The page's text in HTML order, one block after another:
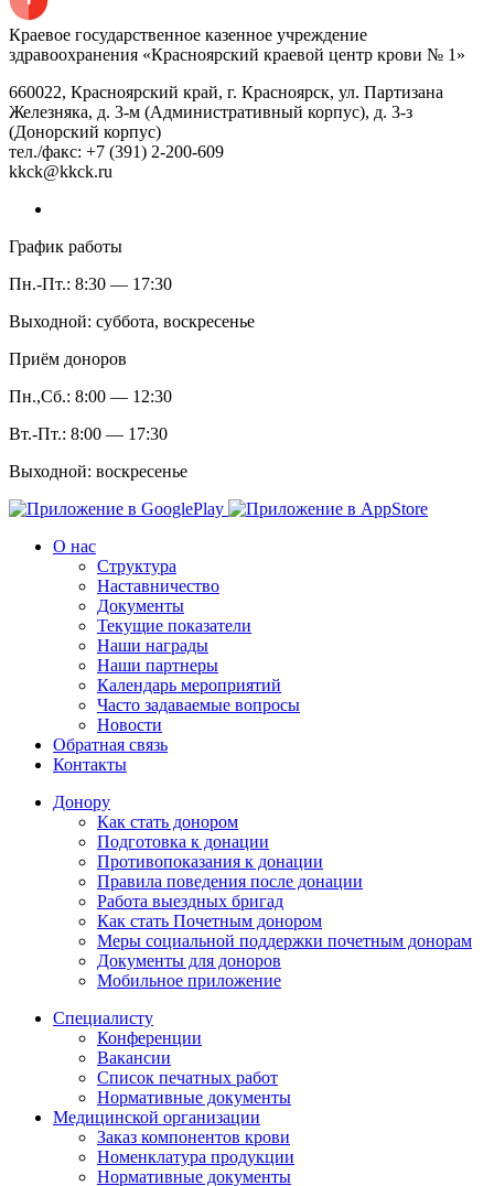
Краевое государственное казенное учреждение
здравоохранения «Красноярский краевой центр крови № 1»
660022, Красноярский край, г. Красноярск, ул. Партизана
Железняка, д. 3-м (Административный корпус), д. 3-з
(Донорский корпус)
тел./факс: +7 (391) 2-200-609
kkck@kkck.ru
График работы
Пн.-Пт.: 8:30 — 17:30
Выходной: суббота, воскресенье
Приём доноров
Пн.,Сб.: 8:00 — 12:30
Вт.-Пт.: 8:00 — 17:30
Выходной: воскресенье
О нас
Структура
Наставничество
Документы
Текущие показатели
Наши награды
Наши партнеры
Календарь мероприятий
Часто задаваемые вопросы
Новости
Обратная связь
Контакты
Донору
Как стать донором
Подготовка к донации
Противопоказания к донации
Правила поведения после донации
Работа выездных бригад
Как стать Почетным донором
Меры социальной поддержки почетным донорам
Документы для доноров
Мобильное приложение
Специалисту
Конференции
Вакансии
Список печатных работ
Нормативные документы
Медицинской организации
Заказ компонентов крови
Номенклатура продукции
Нормативные документы